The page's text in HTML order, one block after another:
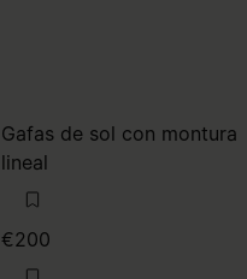
Gafas de sol con montura
lineal
€200